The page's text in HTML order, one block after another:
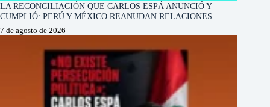
LA RECONCILIACIÓN QUE CARLOS ESPÁ ANUNCIÓ Y
CUMPLIÓ: PERÚ Y MÉXICO REANUDAN RELACIONES
7 de agosto de 2026